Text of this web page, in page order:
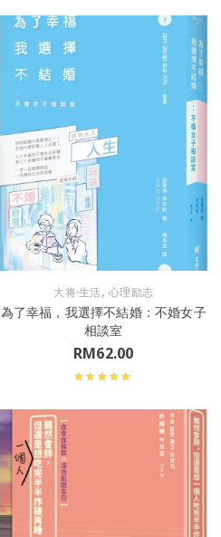
大将·生活, 心理励志
為了幸福，我選擇不結婚：不婚女子
相談室
RM62.00